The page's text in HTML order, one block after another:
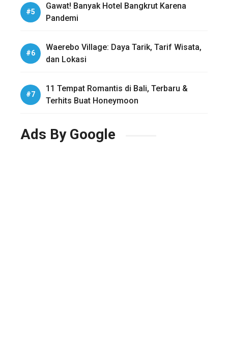
Gawat! Banyak Hotel Bangkrut Karena
Pandemi
Waerebo Village: Daya Tarik, Tarif Wisata,
dan Lokasi
11 Tempat Romantis di Bali, Terbaru &
Terhits Buat Honeymoon
Ads By Google